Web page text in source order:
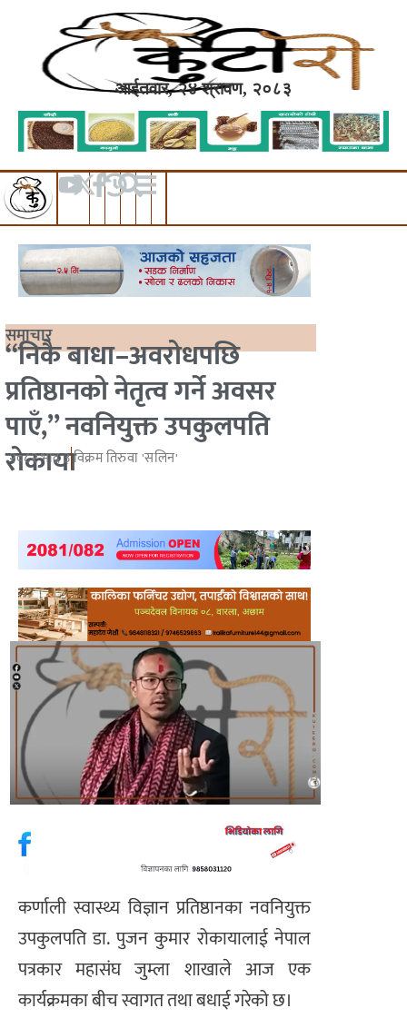
आईतवार, २४ श्रावण, २०८३
समाचार
“निकै बाधा–अवरोधपछि
प्रतिष्ठानको नेतृत्व गर्ने अवसर
पाएँ,” नवनियुक्त उपकुलपति
रोकाया
२०८२ भाद्र ३विक्रम तिरुवा 'सलिन'
कर्णाली स्वास्थ्य विज्ञान प्रतिष्ठानका नवनियुक्त
उपकुलपति डा. पुजन कुमार रोकायालाई नेपाल
पत्रकार महासंघ जुम्ला शाखाले आज एक
कार्यक्रमका बीच स्वागत तथा बधाई गरेको छ।